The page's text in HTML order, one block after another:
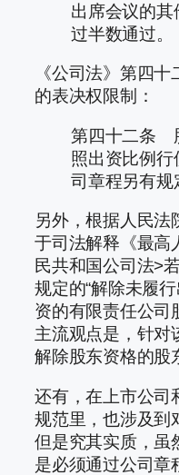
出席会议的其
过半数通过。
《公司法》第四
的表决权限制：
第四十二条
照出资比例行
司章程另有规
另外，根据人民法
于司法解释《最高
民共和国公司法>
规定的“解除未履
资的有限责任公司
主流观点是，针对
解除股东资格的股
还有，在上市公司
规范里，也涉及到
但是究其实质，虽
是必须通过公司章